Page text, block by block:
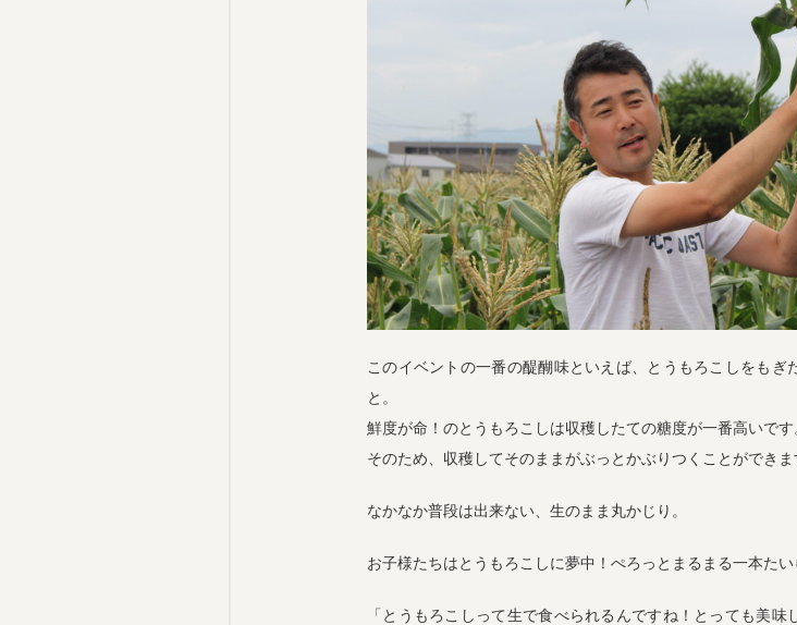
このイベントの一番の醍醐味といえば、とうもろこしをもぎ
と。
鮮度が命！のとうもろこしは収穫したての糖度が一番高いです
そのため、収穫してそのままがぶっとかぶりつくことができま
なかなか普段は出来ない、生のまま丸かじり。
お子様たちはとうもろこしに夢中！ぺろっとまるまる一本たい
「とうもろこしって生で食べられるんですね！とっても美